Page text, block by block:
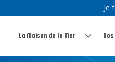
Je
La Maison de la Mer